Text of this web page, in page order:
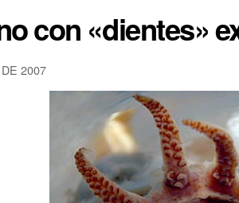
con «dientes»
2007